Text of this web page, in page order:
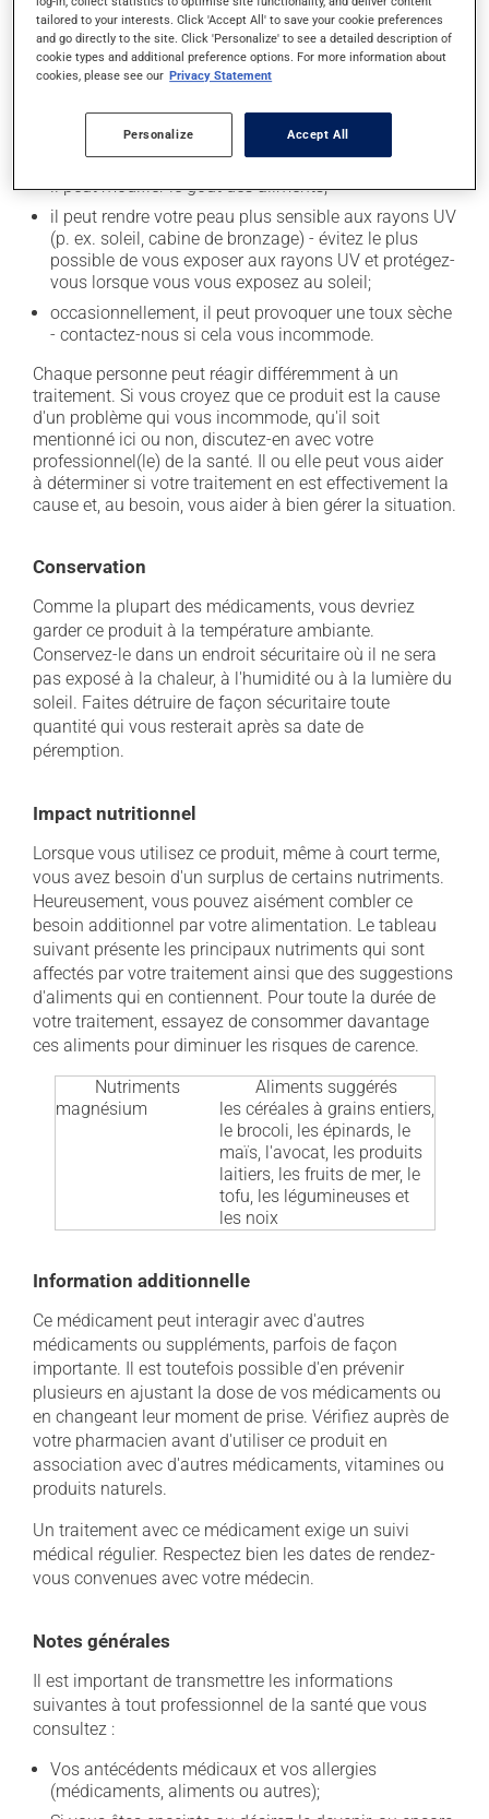
secondaires), notamment :
il peut causer des maux de tête;
il peut causer des étourdissements - levez-vous
il peut causer une fatigue inhabituelle;
il peut modifier le goût des aliments;
il peut rendre votre peau plus sensible aux rayons UV
(p. ex. soleil, cabine de bronzage) - évitez le plus
possible de vous exposer aux rayons UV et protégez-
vous lorsque vous vous exposez au soleil;
occasionnellement, il peut provoquer une toux sèche
- contactez-nous si cela vous incommode.
Chaque personne peut réagir différemment à un
traitement. Si vous croyez que ce produit est la cause
d'un problème qui vous incommode, qu'il soit
mentionné ici ou non, discutez-en avec votre
professionnel(le) de la santé. Il ou elle peut vous aider
à déterminer si votre traitement en est effectivement la
cause et, au besoin, vous aider à bien gérer la situation.
Conservation
Comme la plupart des médicaments, vous devriez
garder ce produit à la température ambiante.
Conservez-le dans un endroit sécuritaire où il ne sera
pas exposé à la chaleur, à l'humidité ou à la lumière du
soleil. Faites détruire de façon sécuritaire toute
quantité qui vous resterait après sa date de
péremption.
Impact nutritionnel
Lorsque vous utilisez ce produit, même à court terme,
vous avez besoin d'un surplus de certains nutriments.
Heureusement, vous pouvez aisément combler ce
besoin additionnel par votre alimentation. Le tableau
suivant présente les principaux nutriments qui sont
affectés par votre traitement ainsi que des suggestions
d'aliments qui en contiennent. Pour toute la durée de
votre traitement, essayez de consommer davantage
ces aliments pour diminuer les risques de carence.
Nutriments
Aliments suggérés
magnésium
les céréales à grains entiers,
le brocoli, les épinards, le
maïs, l'avocat, les produits
laitiers, les fruits de mer, le
tofu, les légumineuses et
les noix
Information additionnelle
Ce médicament peut interagir avec d'autres
médicaments ou suppléments, parfois de façon
importante. Il est toutefois possible d'en prévenir
plusieurs en ajustant la dose de vos médicaments ou
en changeant leur moment de prise. Vérifiez auprès de
votre pharmacien avant d'utiliser ce produit en
association avec d'autres médicaments, vitamines ou
produits naturels.
Un traitement avec ce médicament exige un suivi
médical régulier. Respectez bien les dates de rendez-
vous convenues avec votre médecin.
Notes générales
Il est important de transmettre les informations
suivantes à tout professionnel de la santé que vous
consultez :
Vos antécédents médicaux et vos allergies
(médicaments, aliments ou autres);
tailored to your interests. Click 'Accept All' to save your cookie preferences
and go directly to the site. Click 'Personalize' to see a detailed description of
cookie types and additional preference options. For more information about
cookies, please see our Privacy Statement
Personalize Accept All